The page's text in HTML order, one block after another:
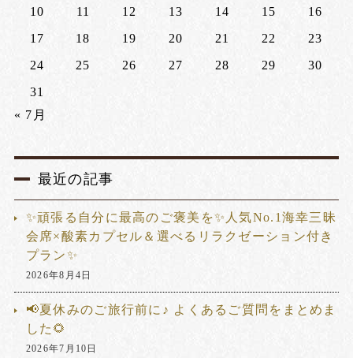
10
11 12 13 14 15
16
17
18 19 20 21 22
23
24
25 26 27 28 29
30
31
« 7月
最近の記事
✨頑張る自分に最高のご褒美を✨人気No.1海幸三昧
会席×酸素カプセル＆選べるリラクゼーション付き
プラン✨
2026年8月4日
📢夏休みのご旅行前に♪ よくあるご質問をまとめま
した🌻
2026年7月10日